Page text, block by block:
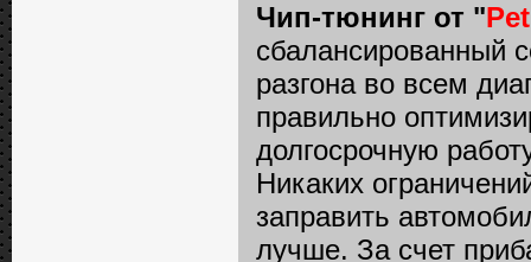
Чип-тюнинг от "
сбалансированный
разгона во всем
правильно
долгосрочную
Никаких
заправить
лучше. За счет